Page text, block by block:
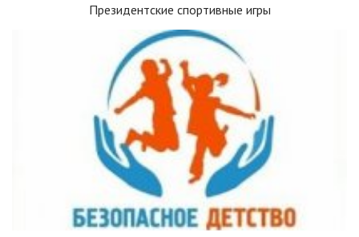
Президентские спортивные игры